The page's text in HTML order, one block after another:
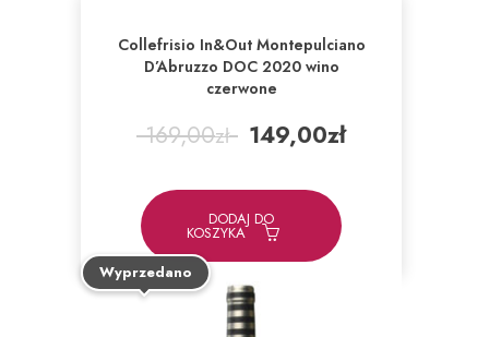
Collefrisio In&Out Montepulciano
D’Abruzzo DOC 2020 wino
czerwone
169,00zł Pierwotna
wynosiła:
169,00zł.
149,00złAktualna
DODAJ DO
KOSZYKA
Wyprzedano